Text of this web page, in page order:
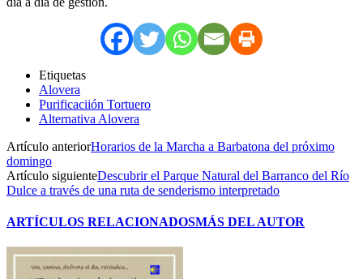
Etiquetas
Alovera
Purificaciión Tortuero
Alternativa Alovera
Artículo anteriorHorarios de la Marcha a Barbatona del próximo
domingo
Artículo siguienteDescubrir el Parque Natural del Barranco del Río
Dulce a través de una ruta de senderismo interpretado
ARTÍCULOS RELACIONADOSMÁS DEL AUTOR